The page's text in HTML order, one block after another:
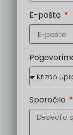
E-pošta
Sporočilo